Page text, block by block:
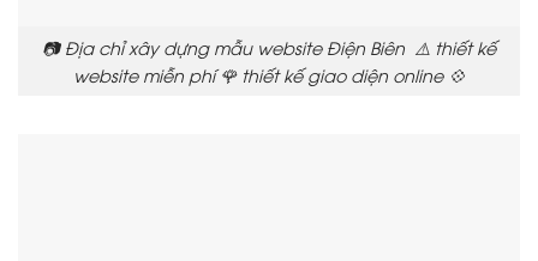
📷 Địa chỉ xây dựng mẫu website Điện Biên ⚠️ thiết kế
website miễn phí 🌹 thiết kế giao diện online 💠